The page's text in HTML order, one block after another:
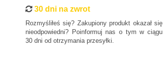
Lancia
Land Rover
Lexus
30 dni na zwrot
Rozmyśliłeś się? Zakupiony produkt okazał się
nieodpowiedni? Poinformuj nas o tym w ciągu
30 dni od otrzymania przesyłki.